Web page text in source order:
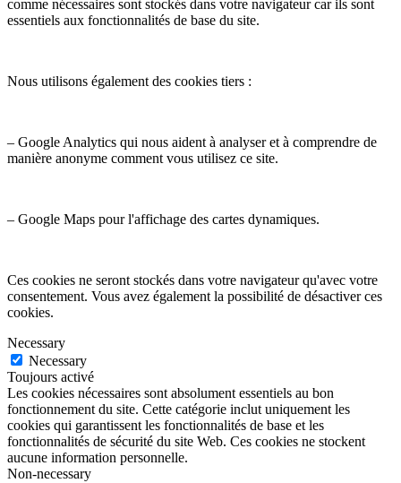
comme nécessaires sont stockés dans votre navigateur car ils sont
essentiels aux fonctionnalités de base du site.
Nous utilisons également des cookies tiers :
– Google Analytics qui nous aident à analyser et à comprendre de
manière anonyme comment vous utilisez ce site.
– Google Maps pour l'affichage des cartes dynamiques.
Ces cookies ne seront stockés dans votre navigateur qu'avec votre
consentement. Vous avez également la possibilité de désactiver ces
cookies.
Necessary
Necessary
Toujours activé
Les cookies nécessaires sont absolument essentiels au bon
fonctionnement du site. Cette catégorie inclut uniquement les
cookies qui garantissent les fonctionnalités de base et les
fonctionnalités de sécurité du site Web. Ces cookies ne stockent
aucune information personnelle.
Non-necessary